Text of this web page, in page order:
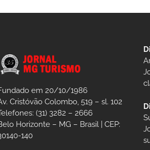
em 20/10/1986
Cristóvão Colombo, 519 – sl. 102
(31) 3282 – 2666
Horizonte – MG – Brasil | CEP:
140